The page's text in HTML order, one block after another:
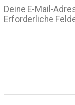
Deine E-Mail-
Erforderliche